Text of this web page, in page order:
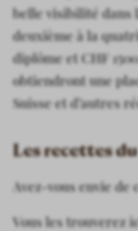
belle visibilité dans
deuxième à la
diplôme et CHF
obtiendront une
Suisse et d’autres
Les recettes
Avez-vous envie
Vous les trouverez